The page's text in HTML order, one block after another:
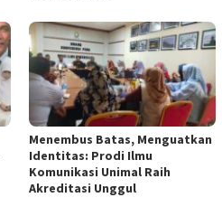
Menembus Batas, Menguatkan
Identitas: Prodi Ilmu
Komunikasi Unimal Raih
Akreditasi Unggul